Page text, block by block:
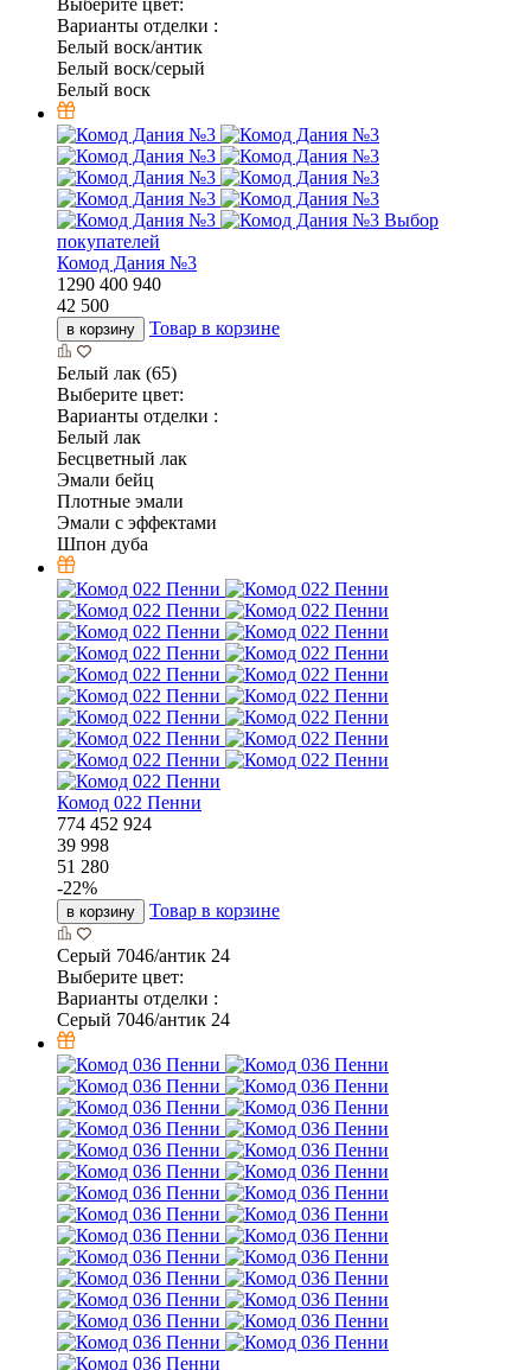
Выберите цвет:
Варианты отделки :
Белый воск/антик
Белый воск/серый
Белый воск
Выбор
покупателей
Комод Дания №3
1290 400 940
42 500
в корзину Товар в корзине
Белый лак (65)
Выберите цвет:
Варианты отделки :
Белый лак
Бесцветный лак
Эмали бейц
Плотные эмали
Эмали с эффектами
Шпон дуба
Комод 022 Пенни
774 452 924
39 998
51 280
-22%
в корзину Товар в корзине
Серый 7046/антик 24
Выберите цвет:
Варианты отделки :
Серый 7046/антик 24